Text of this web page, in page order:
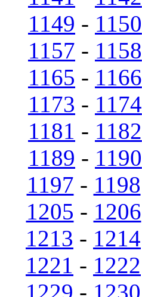
1149 - 1150
1157 - 1158
1165 - 1166
1173 - 1174
1181 - 1182
1189 - 1190
1197 - 1198
1205 - 1206
1213 - 1214
1221 - 1222
1229 - 1230